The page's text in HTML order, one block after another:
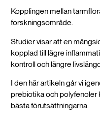
Kopplingen mellan
forskningsområde.
Studier visar att en
kopplad till lägre
kontroll och längre
I den här artikeln går vi
prebiotika och polyfenoler
bästa förutsättningarna.